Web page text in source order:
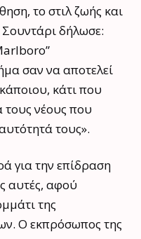
το στιλ ζωής και
δήλωσε:
σαν να αποτελεί
κάτι που
τους νέους που
τους».
για την επίδραση
αυτές, αφού
της
Ο εκπρόσωπος της